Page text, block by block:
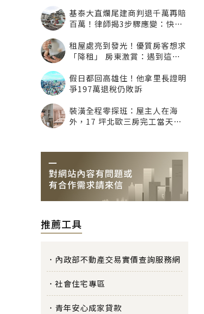
基泰大直爛尾建商判退千萬再賠
百萬！律師揭3步驟應變：快通
租屋處亮到發光！優質房客想求
「降租」 房東激賞：遇到這種
假日都回高雄住！他拿里長證明
爭197萬退稅仍敗訴
裝潢全程零探班：屋主人在海
外，17 坪北歐三房完工當天才
推薦工具
內政部不動產交易實價查詢服務網
社會住宅專區
青年安心成家貸款